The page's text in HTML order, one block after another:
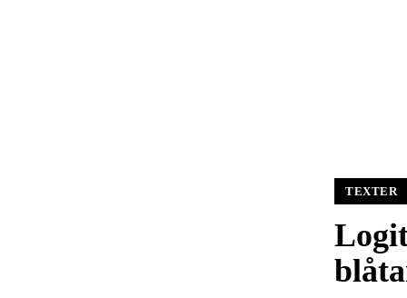
TEXTER